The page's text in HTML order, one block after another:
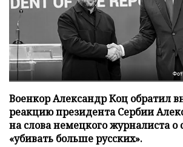
Военкор Александр Коц обратил
реакцию президента Сербии
на слова немецкого журналиста о
«убивать больше русских».